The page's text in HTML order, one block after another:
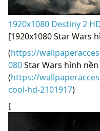
1920x1080 Destiny 2
[1920x1080 Star Wars
(https://
080Star Wars hình nền
(https://
cool-hd-2101917)
[